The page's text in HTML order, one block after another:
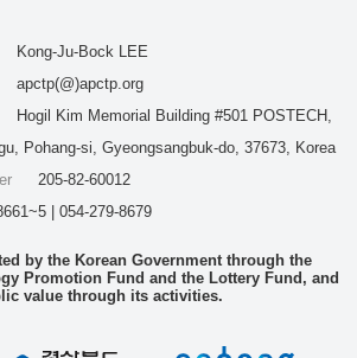
Kong-Ju-Bock LEE
apctp(@)apctp.org
Hogil Kim Memorial Building #501 POSTECH,
Pohang-si, Gyeongsangbuk-do, 37673, Korea
205-82-60012
| 054-279-8679
by the Korean Government through the
Promotion Fund and the Lottery Fund, and
value through its activities.